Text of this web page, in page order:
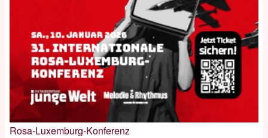
Rosa-Luxemburg-Konferenz